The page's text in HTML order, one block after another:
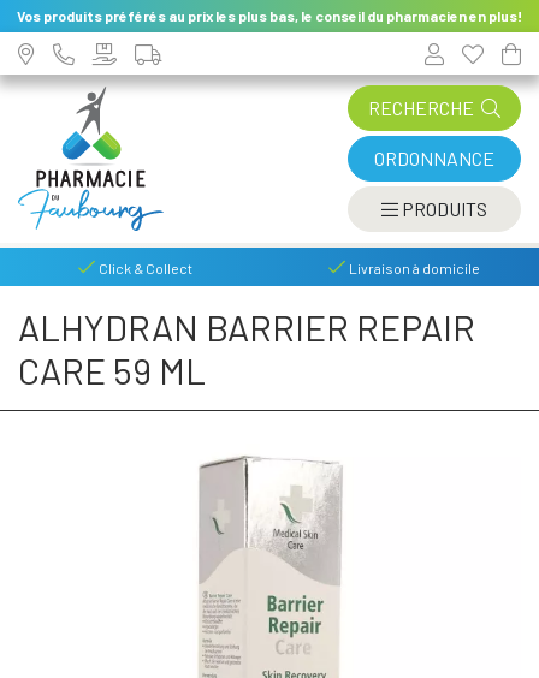
Vos produits préférés au prix les plus bas, le conseil du pharmacien en plus!
RECHERCHE
ORDONNANCE
PRODUITS
Click & Collect Livraison à domicile
ALHYDRAN BARRIER REPAIR
CARE 59 ML